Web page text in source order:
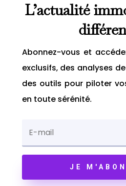
L’actualité
Abonnez-vous et
exclusifs, des analyses
des outils pour piloter
en toute sérénité.
JE